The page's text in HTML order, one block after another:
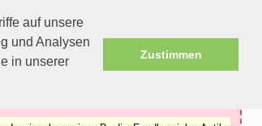
auf unsere
und Analysen
in unserer
Zustimmen